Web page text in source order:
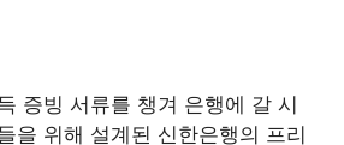
증빙 서류를 챙겨 은행에 갈 시
을 위해 설계된 신한은행의 프리